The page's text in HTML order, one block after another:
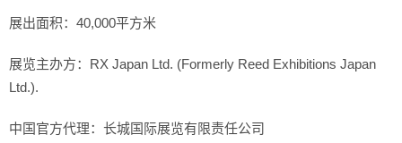
展出面积：40,000平方米
展览主办方：RX Japan Ltd. (Formerly Reed Exhibitions Japan
Ltd.).
中国官方代理：长城国际展览有限责任公司